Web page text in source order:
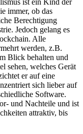
immer, ob das
Berechtigung
Jedoch gelang es
Alle
werden, z.B.
Blick behalten und
sehen, welches Gerät
er auf eine
sich lieber auf
Software.
und Nachteile und ist
attraktiv, bis